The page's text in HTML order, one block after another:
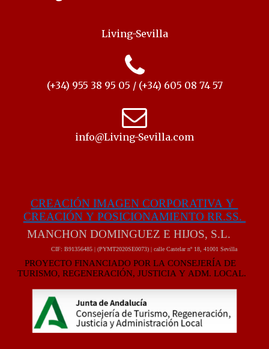
Living-Sevilla
(+34) 955 38 95 05 / (+34) 605 08 74 57
info@Living-Sevilla.com